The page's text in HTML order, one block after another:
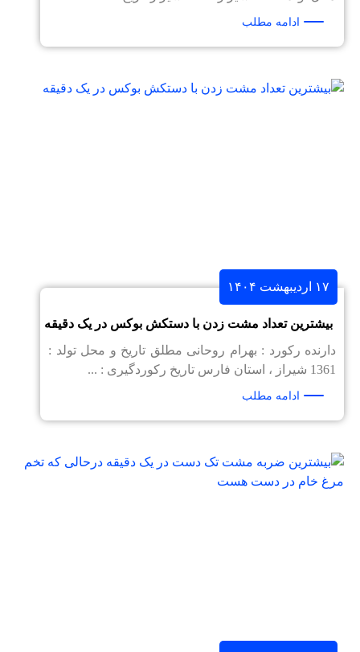
ادامه مطلب
۱۷ اردیبهشت ۱۴۰۴
بیشترین تعداد مشت زدن با دستکش بوکس در یک دقیقه
دارنده رکورد : بهرام روحانی مطلق تاریخ و محل تولد :
1361 شیراز ، استان فارس تاریخ رکوردگیری : ...
ادامه مطلب